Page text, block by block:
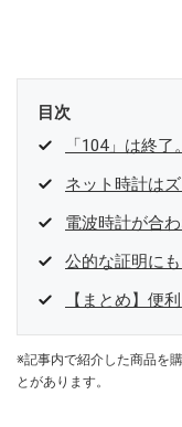
目次
「104」は終
ネット時計は
電波時計が合
公的な証明に
【まとめ】便
※記事内で紹介した商品を
とがあります。